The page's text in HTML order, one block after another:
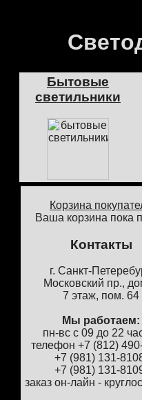
Бытовые
светильники
Корзина
Ваша корзина пока
Контакты
г. Санкт-
Московский пр.,
7 этаж, пом. 64
Мы работаем:
пн-вс с 09 до 22
телефон +7 (812)
+7 (981) 131-
+7 (981) 131-
заказ он-лайн -